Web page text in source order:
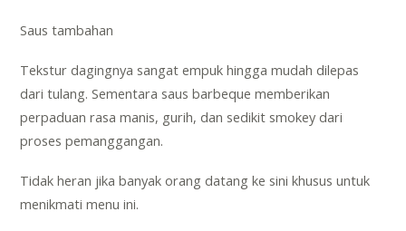
Saus tambahan
Tekstur dagingnya sangat empuk hingga mudah dilepas
dari tulang. Sementara saus barbeque memberikan
perpaduan rasa manis, gurih, dan sedikit smokey dari
proses pemanggangan.
Tidak heran jika banyak orang datang ke sini khusus untuk
menikmati menu ini.